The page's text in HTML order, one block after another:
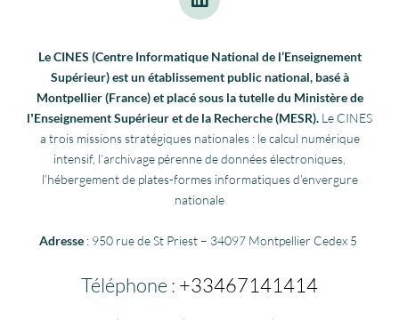
Le CINES (Centre Informatique National de l’Enseignement
Supérieur) est un établissement public national, basé à
Montpellier (France) et placé sous la tutelle du Ministère de
lʼEnseignement Supérieur et de la Recherche (MESR). Le CINES
a trois missions stratégiques nationales : le calcul numérique
intensif, l’archivage pérenne de données électroniques,
l’hébergement de plates-formes informatiques d’envergure
nationale
Adresse : 950 rue de St Priest – 34097 Montpellier Cedex 5
Téléphone : +33467141414